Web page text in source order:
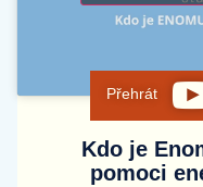
Přehrát
Kdo je
pomoci